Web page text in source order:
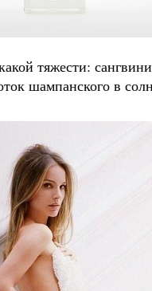
тяжести:
шампанского в